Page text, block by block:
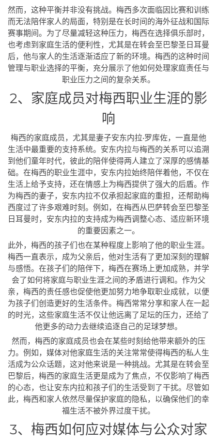
然而，这种平衡并非没有挑战。梅西多次面临因比赛和训练
而无法陪伴家人的局面，特别是在长时间的海外征战和国际
赛事期间。为了尽量减轻这种压力，梅西在选择俱乐部时，
也考虑到家庭生活的便利性，尤其是在转会至巴黎圣日耳曼
后，他与家人的生活逐渐适应了新的环境。梅西的这种时间
管理与职业选择的平衡，充分展示了他如何处理家庭责任与
职业压力之间的复杂关系。
2、家庭成员对梅西职业生涯的影
响
梅西的家庭成员，尤其是妻子安东内拉·罗库佐，一直是他
生活中最重要的支持系统。安东内拉与梅西的关系可以追溯
到他们童年时代，彼此的陪伴使得两人建立了深厚的感情基
础。在梅西的职业生涯中，安东内拉始终陪伴着他，不仅在
生活上给予支持，还在情感上为梅西提供了强大的后盾。作
为梅西的妻子，安东内拉不仅承担起家庭的重担，还帮助梅
西度过了许多艰难时刻。例如，在梅西从巴萨转会至巴黎圣
日耳曼时，安东内拉的支持成为梅西调整心态、适应新环境
的重要因素之一。
此外，梅西的孩子们也在某种程度上影响了他的职业生涯。
梅西一直表示，成为父亲后，他对生活有了更加深刻的理解
与感悟。在孩子们的陪伴下，梅西在赛场上更加成熟，并学
会了如何将家庭与职业生涯之间的矛盾进行调和。作为父
亲，梅西的责任感也促使他更加努力地争取职业成就，以便
为孩子们创造更好的生活条件。梅西常常分享和家人在一起
的时光，这些家庭生活不仅让他远离了足坛的压力，还给了
他更多的动力去继续追逐自己的足球梦想。
然而，梅西的家庭成员也会在某些时刻给他带来额外的压
力。例如，媒体对他家庭生活的关注常常使得梅西的私人生
活成为公众话题，这对他来说是一种挑战。尤其是在转会至
巴黎后，梅西的家庭生活更是成为了焦点，不仅影响了梅西
的心态，也让安东内拉和孩子们的生活受到了干扰。尽管如
此，梅西和家人依然尽量保护家庭的隐私，以确保他们的幸
福生活不被外界过度干扰。
3、梅西如何应对媒体与公众对家